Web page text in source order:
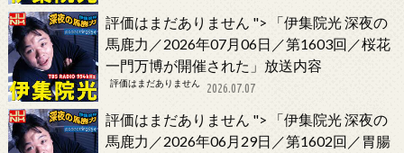
評価はまだありません ">
「伊集院光 深夜の
馬鹿力／2026年07月06日／第1603回／桜花
一門万博が開催された」放送内容
評価はまだありません 2026.07.07
評価はまだありません ">
「伊集院光 深夜の
馬鹿力／2026年06月29日／第1602回／胃腸